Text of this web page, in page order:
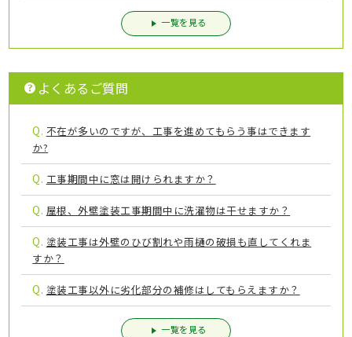
一覧を見る
よくあるご質問
Q. 不在が多いのですが、工事を進めてもらう事はできます
か?
Q. 工事期間中に窓は開けられますか？
Q. 屋根、外壁塗装工事期間中に洗濯物は干せますか？
Q. 塗装工事は外壁のひび割れや雨樋の破損も直してくれま
すか？
Q. 塗装工事以外に劣化部分の補修はしてもらえますか？
一覧を見る